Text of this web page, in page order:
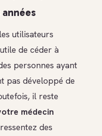
utilisateurs
de céder à
personnes ayant
pas développé de
il reste
médecin
des